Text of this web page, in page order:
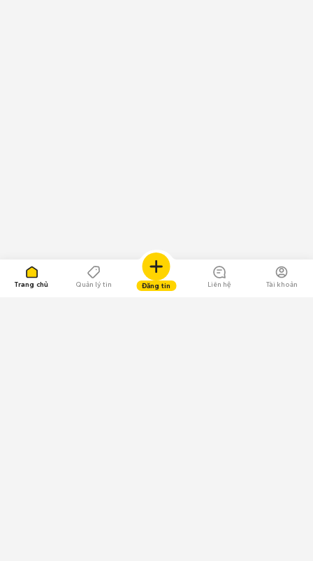
Trang chủ Quản lý tin Đăng tin Liên hệ Tài khoản